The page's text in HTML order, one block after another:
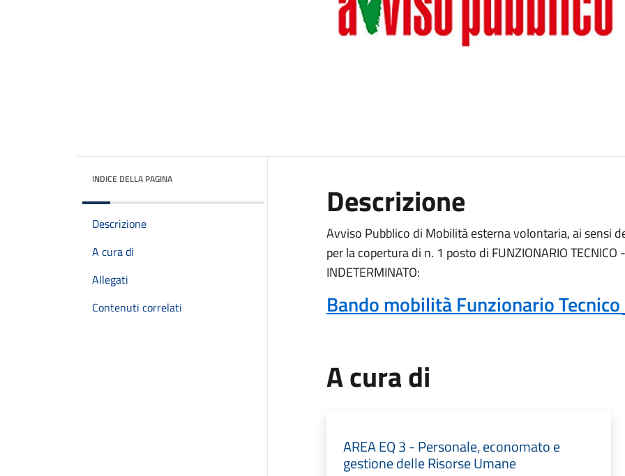
INDICE DELLA PAGINA
Descrizione
A cura di
Allegati
Contenuti correlati
Descrizione
Avviso Pubblico di Mobilità esterna volontaria, ai sensi
per la copertura di n. 1 posto di FUNZIONARIO TECNICO
INDETERMINATO:
Bando mobilità Funzionario
A cura di
AREA EQ 3 - Personale, economato e
gestione delle Risorse Umane